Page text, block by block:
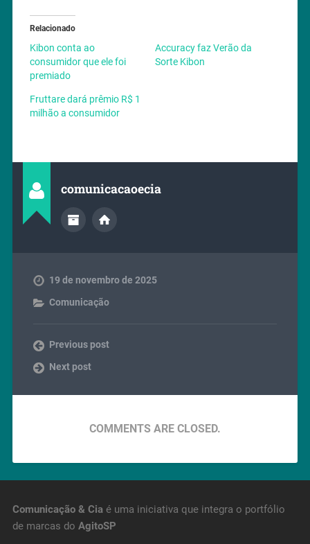
Relacionado
Kibon conta ao
consumidor que ele foi
premiado
Accuracy faz Verão da
Sorte Kibon
Fruttare dará prêmio R$ 1
milhão a consumidor
comunicacaoecia
19 de novembro de 2025
Comunicação
Previous post
Next post
COMMENTS ARE CLOSED.
Comunicação & Ciaé uma iniciativa que integra o portfólio
de marcas do AgitoSP